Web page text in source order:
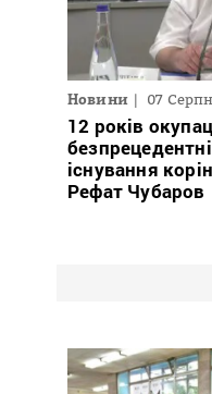
Новини 07
12 років
існування
Рефат Чубаров